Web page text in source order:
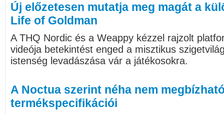
Új előzetesen mutatja meg magát a
Life of Goldman
A THQ Nordic és a Weappy kézzel rajzolt
videója betekintést enged a misztikus
istenség levadászása vár a játékosokra.
A Noctua szerint néha nem
termékspecifikációi